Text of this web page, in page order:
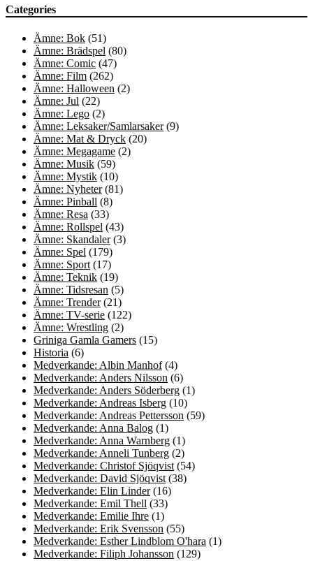
Categories
Ämne: Bok (51)
Ämne: Brädspel (80)
Ämne: Comic (47)
Ämne: Film (262)
Ämne: Halloween (2)
Ämne: Jul (22)
Ämne: Lego (2)
Ämne: Leksaker/Samlarsaker(9)
Ämne: Mat & Dryck (20)
Ämne: Megagame (2)
Ämne: Musik (59)
Ämne: Mystik (10)
Ämne: Nyheter(81)
Ämne: Pinball (8)
Ämne: Resa (33)
Ämne: Rollspel (43)
Ämne: Skandaler(3)
Ämne: Spel (179)
Ämne: Sport (17)
Ämne: Teknik (19)
Ämne: Tidsresan (5)
Ämne: Trender(21)
Ämne: TV-serie (122)
Ämne: Wrestling (2)
Griniga Gamla Gamers (15)
Historia (6)
Medverkande: Albin Manhof(4)
Medverkande: Anders Nilsson (6)
Medverkande: Anders Söderberg (1)
Medverkande: Andreas Isberg (10)
Medverkande: Andreas Pettersson (59)
Medverkande: Anna Balog (1)
Medverkande: Anna Warnberg (1)
Medverkande: Anneli Tunberg (2)
Medverkande: Christof Sjöqvist (54)
Medverkande: David Sjöqvist (38)
Medverkande: Elin Linder(16)
Medverkande: Emil Thell (33)
Medverkande: Emilie Ihre (1)
Medverkande: Erik Svensson (55)
Medverkande: Esther Lindblom O'hara (1)
Medverkande: Filiph Johansson (129)